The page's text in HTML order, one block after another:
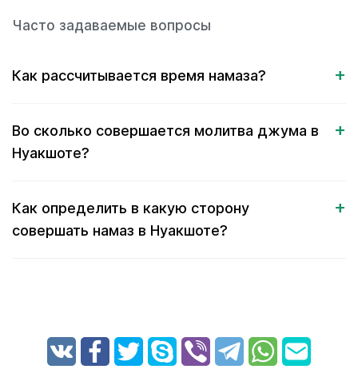
Часто задаваемые вопросы
Как рассчитывается время намаза?
Во сколько совершается молитва джума в
Нуакшоте?
Как определить в какую сторону
совершать намаз в Нуакшоте?